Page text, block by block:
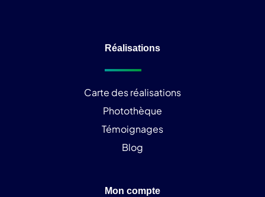
Réalisations
Carte des réalisations
Photothèque
Témoignages
Blog
Mon compte